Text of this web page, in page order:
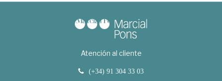
Atención al cliente
(+34) 91 304 33 03